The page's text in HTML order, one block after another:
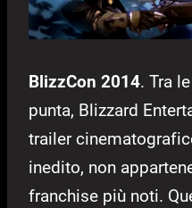
BlizzCon 2014. Tra
punta, Blizzard
trailer
inedito, non
franchise più noti.